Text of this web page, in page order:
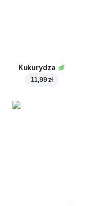
Kukurydza
11,99 zł